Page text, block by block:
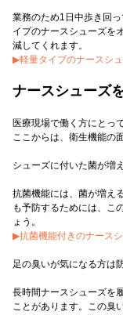
業務のため1日中歩き回
イプのナースシューズを
▶軽量タイプのナースシ
ナースシューズ
医療現場で働く方にとっ
ここからは、衛生機能の
シューズに付いた菌が増
抗菌機能には、菌が増え
も予防するためには、こ
▶抗菌機能付きのナース
足の臭いが気になる方は
長時間ナースシューズを
ことがあります。この臭